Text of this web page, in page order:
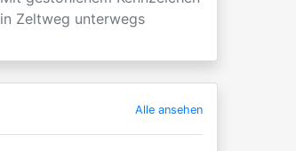
in Zeltweg unterwegs
Alle ansehen